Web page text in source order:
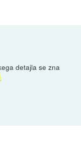
detajla se zna